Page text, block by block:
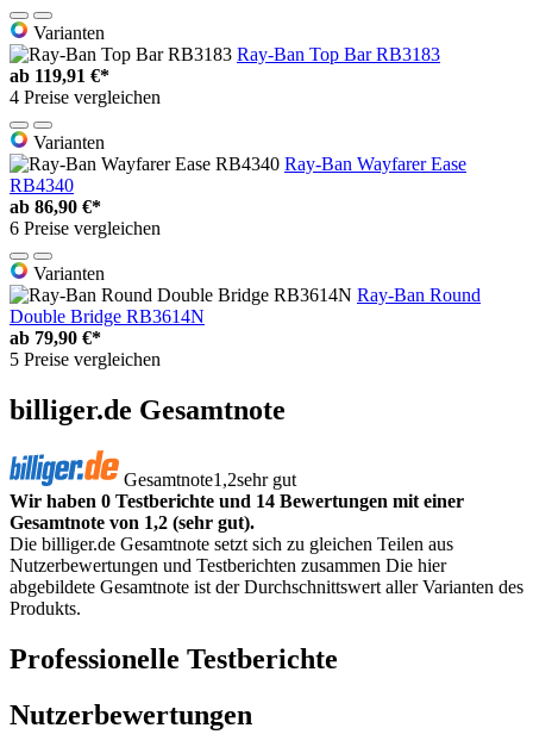
Varianten
Ray-Ban Top Bar RB3183
ab 119,91 €*
4 Preise vergleichen
Varianten
Ray-Ban Wayfarer Ease
RB4340
ab 86,90 €*
6 Preise vergleichen
Varianten
Ray-Ban Round
Double Bridge RB3614N
ab 79,90 €*
5 Preise vergleichen
billiger.de Gesamtnote
Gesamtnote1,2sehr gut
Wir haben 0 Testberichte und 14 Bewertungen mit einer
Gesamtnote von 1,2 (sehr gut).
Die billiger.de Gesamtnote setzt sich zu gleichen Teilen aus
Nutzerbewertungen und Testberichten zusammen Die hier
abgebildete Gesamtnote ist der Durchschnittswert aller Varianten des
Produkts.
Professionelle Testberichte
Nutzerbewertungen